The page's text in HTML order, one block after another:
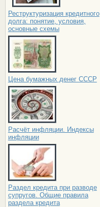
Реструктуризация кредитного
долга: понятие, условия,
основные схемы
Цена бумажных денег СССР
Расчёт инфляции. Индексы
инфляции
Раздел кредита при разводе
супругов. Общие правила
раздела кредита